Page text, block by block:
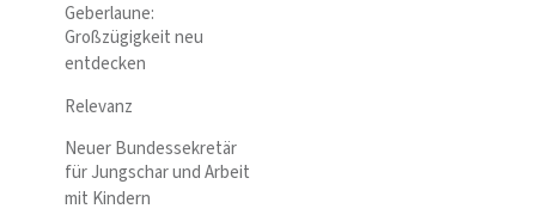
Geberlaune:
Großzügigkeit neu
entdecken
Relevanz
Neuer Bundessekretär
für Jungschar und Arbeit
mit Kindern